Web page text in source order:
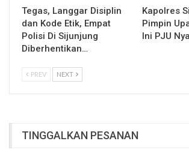
Tegas, Langgar Disiplin
dan Kode Etik, Empat
Polisi Di Sijunjung
Diberhentikan…
Kapolres
Pimpin
Ini PJU Nya
PREV NEXT
TINGGALKAN PESANAN